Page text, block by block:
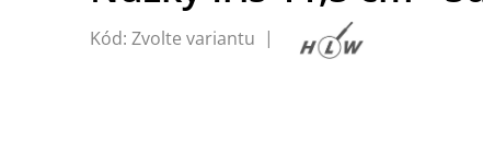
Kód: Zvolte variantu